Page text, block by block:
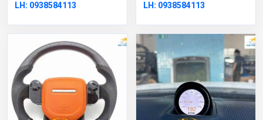
LH: 0938584113 LH: 0938584113